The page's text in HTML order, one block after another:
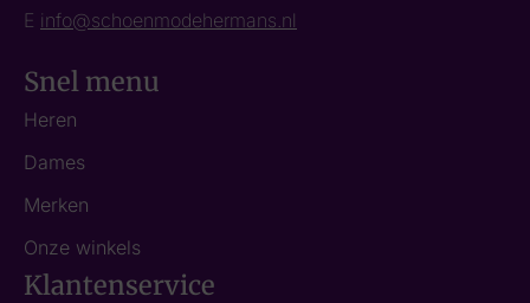
E info@schoenmodehermans.nl
Snel menu
Heren
Dames
Merken
Onze winkels
Klantenservice